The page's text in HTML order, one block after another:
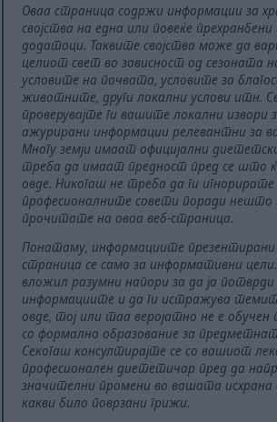
Оваа страница содржи информации за
својства на една или повеќе
додатоци. Таквите својства може да
целиот свет во зависност од сезоната
условите на почвата, условите за
животните, други локални услови итн.
проверувајте ги вашите локални извори
ажурирани информации релевантни за
Многу земји имаат официјални
треба да имаат предност пред се што
овде. Никогаш не треба да ги игнорирате
професионалните совети поради нешто
прочитате на оваа веб-страница.
Понатаму, информациите презентирани
страница се само за информативни
вложил разумни напори за да ја
информациите и да ги истражува
овде, тој или таа веројатно не е обучен
со формално образование за
Секогаш консултирајте се со вашиот
професионален диететичар пред да
значителни промени во вашата
какви било поврзани грижи.